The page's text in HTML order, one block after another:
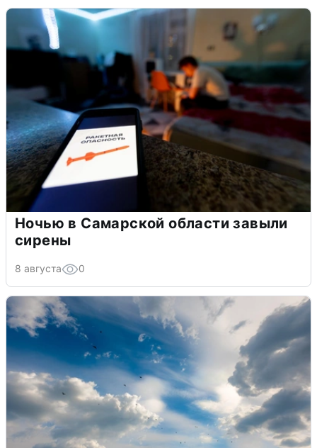
Ночью в Самарской области завыли
сирены
8 августа 0